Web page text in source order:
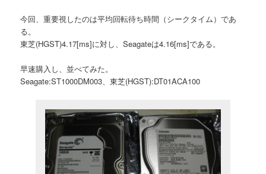
今回、重要視したのは平均回転待ち時間（シークタイム）であ
る。
東芝(HGST)4.17[ms]に対し、Seagateは4.16[ms]である。
早速購入し、並べてみた。
Seagate:ST1000DM003、東芝(HGST):DT01ACA100